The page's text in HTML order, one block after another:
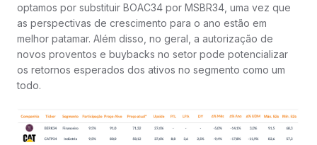
optamos por substituir BOAC34 por MSBR34, uma vez que
as perspectivas de crescimento para o ano estão em
melhor patamar. Além disso, no geral, a autorização de
novos proventos e buybacks no setor pode potencializar
os retornos esperados dos ativos no segmento como um
todo.